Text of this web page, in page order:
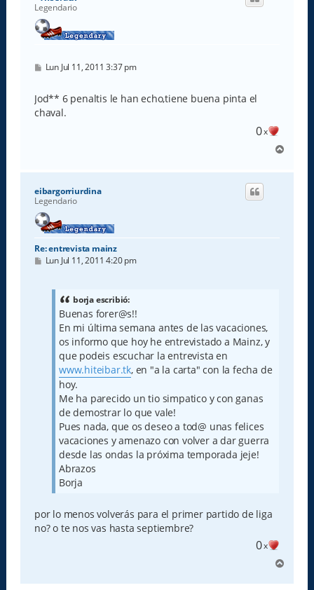
Legendario
M
s
a
j
Lun Jul 11, 2011 3:37 pm
Jod** 6 penaltis le han echo,tiene buena pinta el
chaval.
0x
r
eibargorriurdina
Legendario
Re: entrevista mainz
M
Lun Jul 11, 2011 4:20 pm
borja escribió:
Buenas forer@s!!
En mi última semana antes de las vacaciones,
os informo que hoy he entrevistado a Mainz, y
que podeis escuchar la entrevista en
www.hiteibar.tk, en "a la carta" con la fecha de
hoy.
Me ha parecido un tio simpatico y con ganas
de demostrar lo que vale!
Pues nada, que os deseo a tod@ unas felices
vacaciones y amenazo con volver a dar guerra
desde las ondas la próxima temporada jeje!
Abrazos
Borja
por lo menos volverás para el primer partido de liga
no? o te nos vas hasta septiembre?
0x
r